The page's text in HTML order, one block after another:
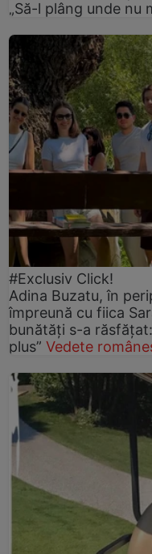
„Să-l plâng unde nu
#Exclusiv Click!
Adina Buzatu, în
împreună cu fiica
bunătăți s-a
plus” Vedete